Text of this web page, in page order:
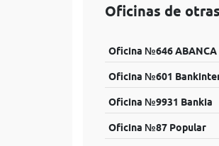
Oficinas de
Oficina №646 ABANCA
Oficina №601
Oficina №9931 Bankia
Oficina №87 Popular